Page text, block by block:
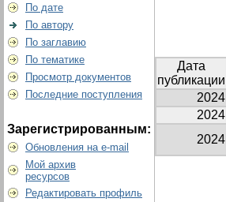
По дате
По автору
По заглавию
По тематике
Просмотр документов
Последние поступления
Зарегистрированным:
Обновления на e-mail
Мой архив
ресурсов
Редактировать профиль
Дата
публикации
2024
2024
2024